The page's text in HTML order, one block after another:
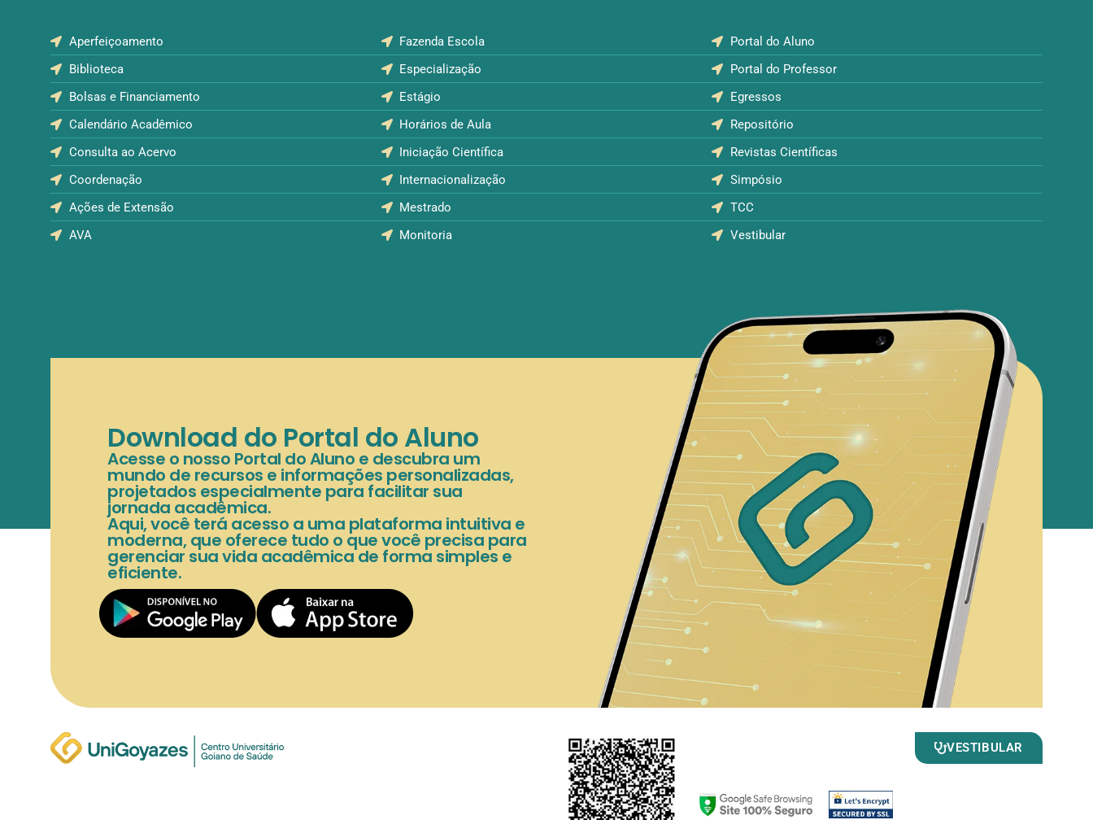
Aperfeiçoamento
Biblioteca
Bolsas e Financiamento
Calendário Acadêmico
Consulta ao Acervo
Coordenação
Ações de Extensão
AVA
Fazenda Escola
Especialização
Estágio
Horários de Aula
Iniciação Científica
Internacionalização
Mestrado
Monitoria
Portal do Aluno
Portal do Professor
Egressos
Repositório
Revistas Científicas
Simpósio
TCC
Vestibular
Download do Portal do Aluno
Acesse o nosso Portal do Aluno e descubra um
mundo de recursos e informações personalizadas,
projetados especialmente para facilitar sua
jornada acadêmica.
Aqui, você terá acesso a uma plataforma intuitiva e
moderna, que oferece tudo o que você precisa para
gerenciar sua vida acadêmica de forma simples e
eficiente.
VESTIBULAR